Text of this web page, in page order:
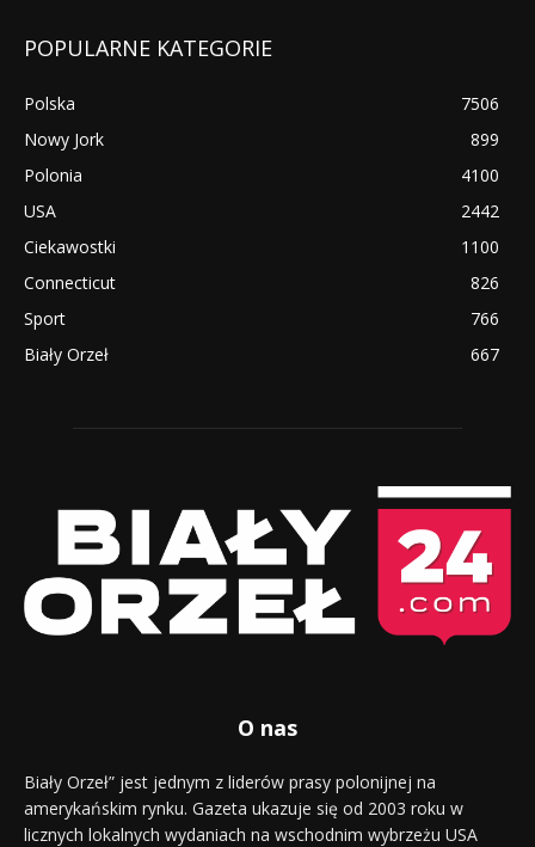
POPULARNE KATEGORIE
Polska
7506
Nowy Jork
899
Polonia
4100
USA
2442
Ciekawostki
1100
Connecticut
826
Sport
766
Biały Orzeł
667
O nas
Biały Orzeł” jest jednym z liderów prasy polonijnej na
amerykańskim rynku. Gazeta ukazuje się od 2003 roku w
licznych lokalnych wydaniach na wschodnim wybrzeżu USA